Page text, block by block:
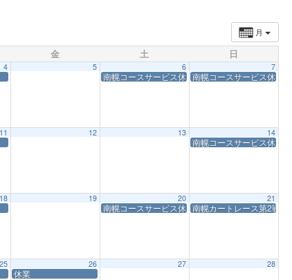
月
金 土 日
4 5 6
南幌コースサービス休業
7
南幌コースサービス休業
11 12 13 14
南幌コースサービス休業
18 19 20
南幌コースサービス休業
21
南幌カートレース第2戦休業
25 26
休業
27 28